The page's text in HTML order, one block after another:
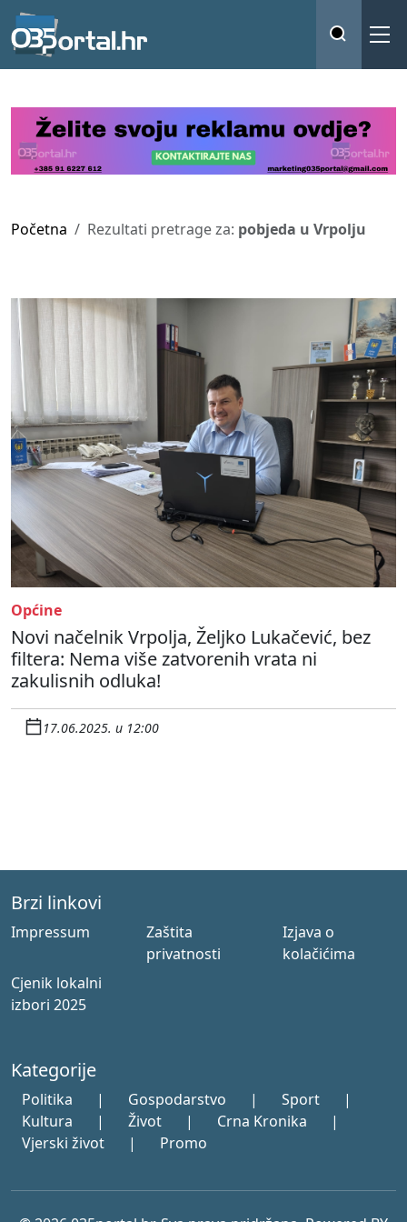
Početna Rezultati pretrage za: pobjeda u Vrpolju
Općine
Novi načelnik Vrpolja, Željko Lukačević, bez
filtera: Nema više zatvorenih vrata ni
zakulisnih odluka!
17.06.2025. u 12:00
Brzi linkovi
Impressum
Zaštita
privatnosti
Izjava o
kolačićima
Cjenik lokalni
izbori 2025
Kategorije
Politika | Gospodarstvo | Sport
|
Kultura
| Život | Crna Kronika
|
Vjerski život
| Promo